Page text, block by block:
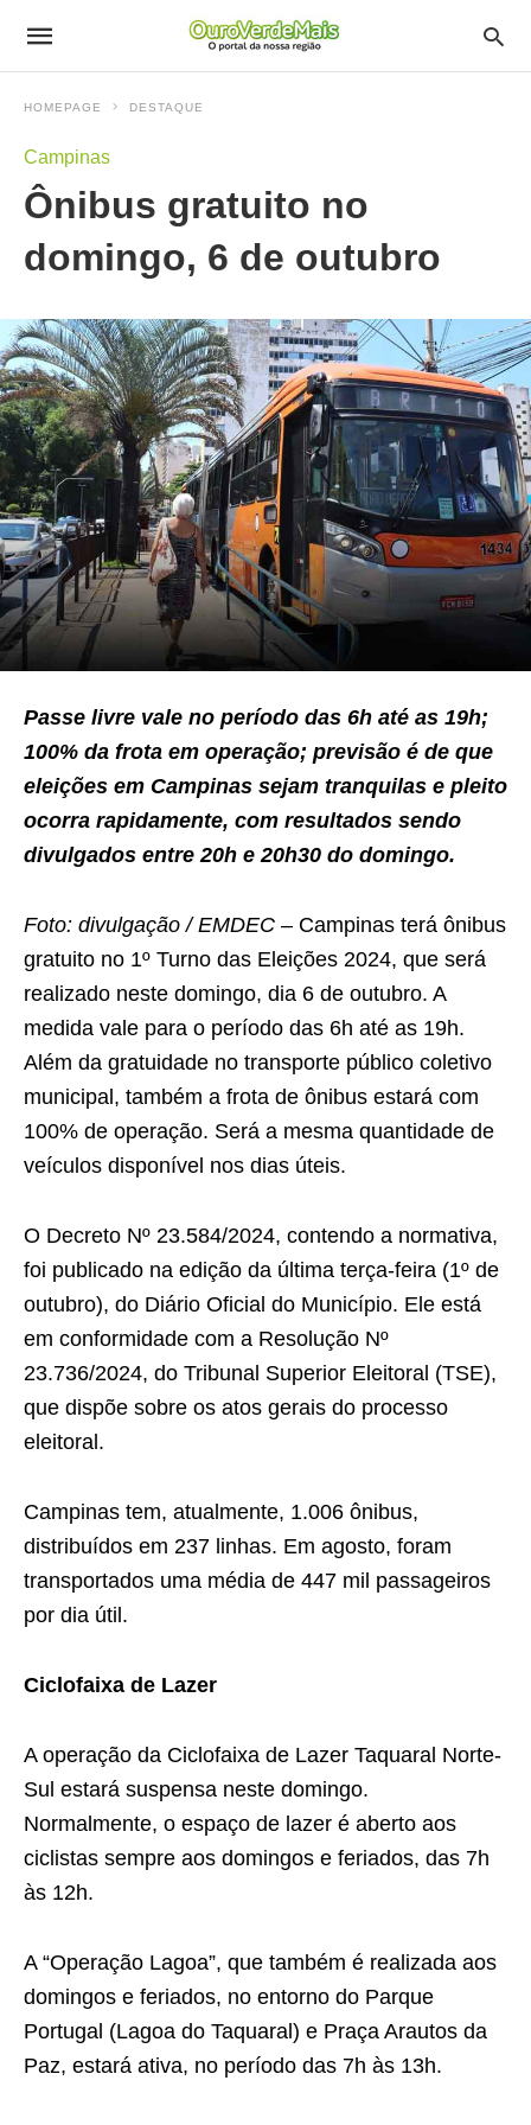
HOMEPAGE DESTAQUE
Campinas
Ônibus gratuito no
domingo, 6 de outubro
Passe livre vale no período das 6h até as 19h;
100% da frota em operação; previsão é de que
eleições em Campinas sejam tranquilas e pleito
ocorra rapidamente, com resultados sendo
divulgados entre 20h e 20h30 do domingo.
Foto: divulgação / EMDEC – Campinas terá ônibus
gratuito no 1º Turno das Eleições 2024, que será
realizado neste domingo, dia 6 de outubro. A
medida vale para o período das 6h até as 19h.
Além da gratuidade no transporte público coletivo
municipal, também a frota de ônibus estará com
100% de operação. Será a mesma quantidade de
veículos disponível nos dias úteis.
O Decreto Nº 23.584/2024, contendo a normativa,
foi publicado na edição da última terça-feira (1º de
outubro), do Diário Oficial do Município. Ele está
em conformidade com a Resolução Nº
23.736/2024, do Tribunal Superior Eleitoral (TSE),
que dispõe sobre os atos gerais do processo
eleitoral.
Campinas tem, atualmente, 1.006 ônibus,
distribuídos em 237 linhas. Em agosto, foram
transportados uma média de 447 mil passageiros
por dia útil.
Ciclofaixa de Lazer
A operação da Ciclofaixa de Lazer Taquaral Norte-
Sul estará suspensa neste domingo.
Normalmente, o espaço de lazer é aberto aos
ciclistas sempre aos domingos e feriados, das 7h
às 12h.
A “Operação Lagoa”, que também é realizada aos
domingos e feriados, no entorno do Parque
Portugal (Lagoa do Taquaral) e Praça Arautos da
Paz, estará ativa, no período das 7h às 13h.